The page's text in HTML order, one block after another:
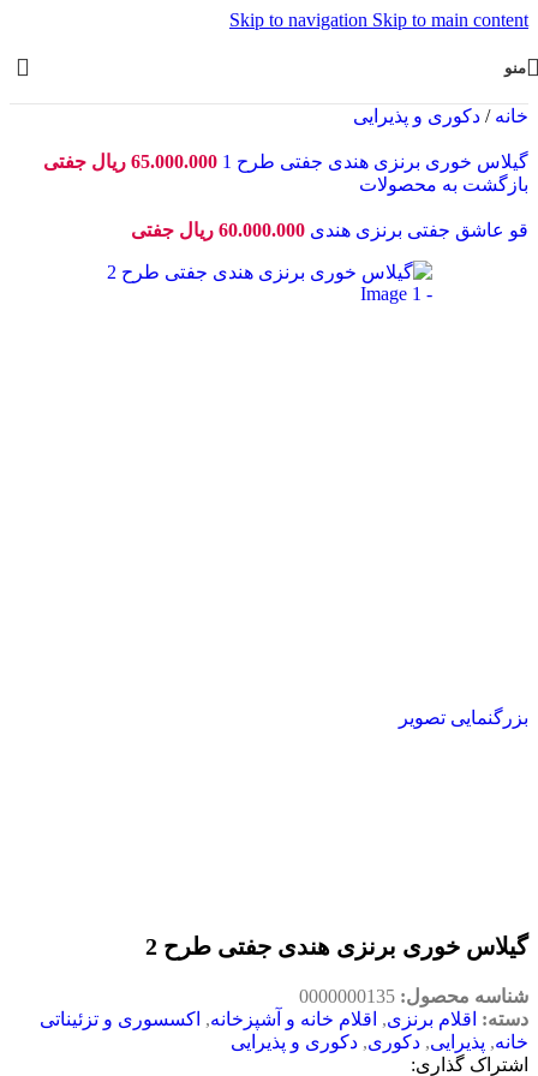
Skip to navigation Skip to main content
منو
خانه/ دکوری و پذیرایی
گیلاس خوری برنزی هندی جفتی طرح 1 65.000.000 ریال جفتی
بازگشت به محصولات
قو عاشق جفتی برنزی هندی 60.000.000 ریال جفتی
بزرگنمایی تصویر
گیلاس خوری برنزی هندی جفتی طرح 2
شناسه محصول: 0000000135
دسته: اقلام برنزی, اقلام خانه و آشپزخانه, اکسسوری و تزئیناتی
خانه, پذیرایی, دکوری, دکوری و پذیرایی
اشتراک گذاری: